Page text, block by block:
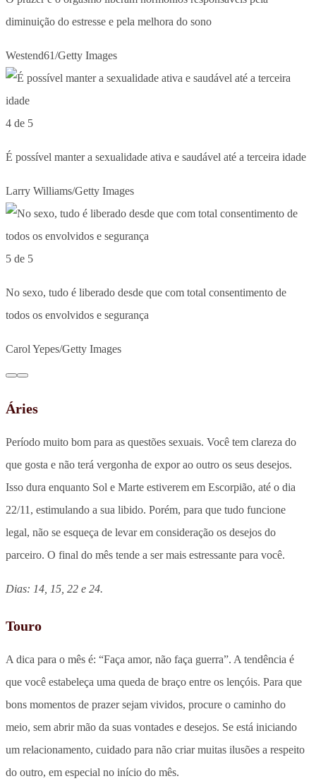
diminuição do estresse e pela melhora do sono
Westend61/Getty Images
4 de 5
É possível manter a sexualidade ativa e saudável até a terceira idade
Larry Williams/Getty Images
5 de 5
No sexo, tudo é liberado desde que com total consentimento de
todos os envolvidos e segurança
Carol Yepes/Getty Images
Áries
Período muito bom para as questões sexuais. Você tem clareza do
que gosta e não terá vergonha de expor ao outro os seus desejos.
Isso dura enquanto Sol e Marte estiverem em Escorpião, até o dia
22/11, estimulando a sua libido. Porém, para que tudo funcione
legal, não se esqueça de levar em consideração os desejos do
parceiro. O final do mês tende a ser mais estressante para você.
Dias: 14, 15, 22 e 24.
Touro
A dica para o mês é: “Faça amor, não faça guerra”. A tendência é
que você estabeleça uma queda de braço entre os lençóis. Para que
bons momentos de prazer sejam vividos, procure o caminho do
meio, sem abrir mão da suas vontades e desejos. Se está iniciando
um relacionamento, cuidado para não criar muitas ilusões a respeito
do outro, em especial no início do mês.